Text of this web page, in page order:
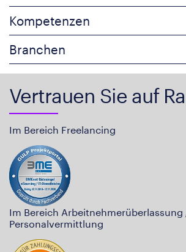
Kompetenzen
Branchen
Vertrauen Sie auf
Im Bereich Freelancing
Im Bereich Arbeitnehmerüberlassung
Personalvermittlung